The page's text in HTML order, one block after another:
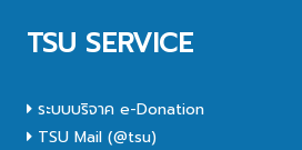
TSU SERVICE
ระบบบริจาค e-Donation
TSU Mail (@tsu)